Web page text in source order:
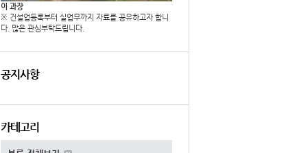
이 과장
※ 건설업등록부터 실업무까지 자료를 공유하고자 합니
다. 많은 관심부탁드립니다.
공지사항
카테고리